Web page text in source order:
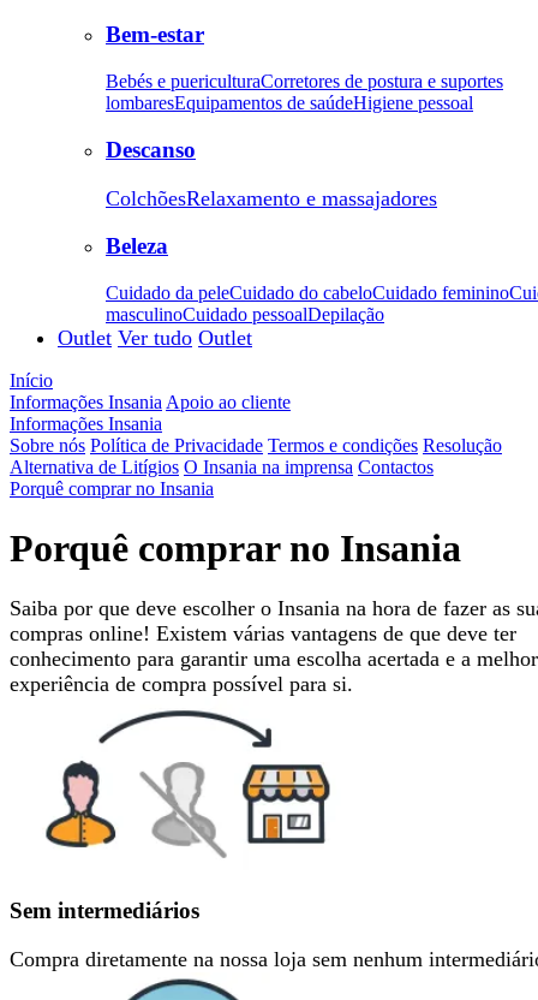
Bem-estar
Bebés e puericulturaCorretores de postura e suportes
lombaresEquipamentos de saúdeHigiene pessoal
Descanso
ColchõesRelaxamento e massajadores
Beleza
Cuidado da peleCuidado do cabeloCuidado feminino
masculinoCuidado pessoalDepilação
Outlet Ver tudo Outlet
Início
Informações Insania Apoio ao cliente
Informações Insania
Sobre nós Política de Privacidade Termos e condições Resolução
Alternativa de Litígios O Insania na imprensa Contactos
Porquê comprar no Insania
Porquê comprar no Insania
Saiba por que deve escolher o Insania na hora de fazer as
compras online! Existem várias vantagens de que deve ter
conhecimento para garantir uma escolha acertada e a melhor
experiência de compra possível para si.
Sem intermediários
Compra diretamente na nossa loja sem nenhum